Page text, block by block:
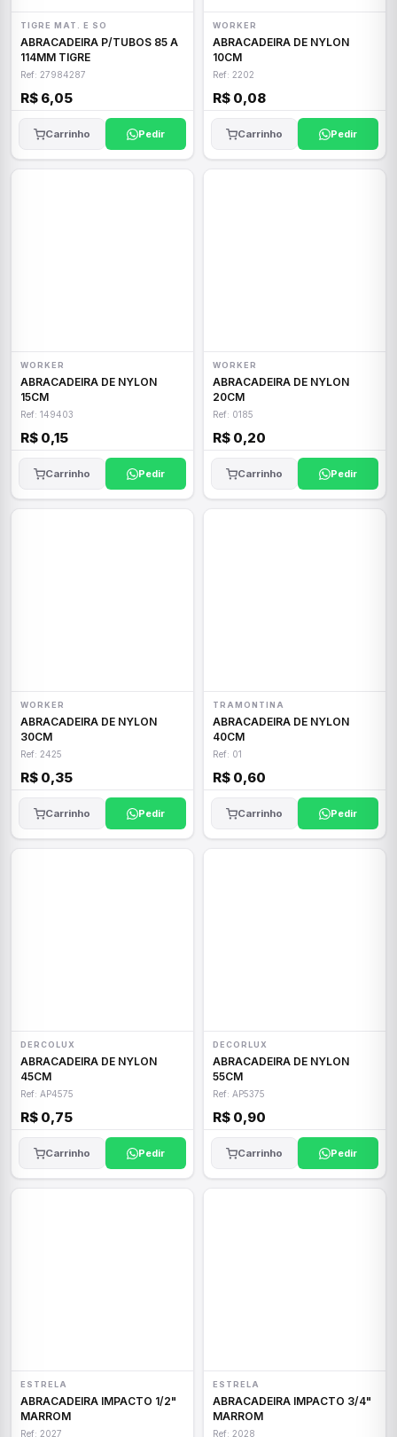
TIGRE MAT. E SO
ABRACADEIRA P/TUBOS 85 A
114MM TIGRE
Ref: 27984287
R$ 6,05
Carrinho Pedir
WORKER
ABRACADEIRA DE NYLON
10CM
Ref: 2202
R$ 0,08
Carrinho Pedir
WORKER
ABRACADEIRA DE NYLON
15CM
Ref: 149403
R$ 0,15
Carrinho Pedir
WORKER
ABRACADEIRA DE NYLON
20CM
Ref: 0185
R$ 0,20
Carrinho Pedir
WORKER
ABRACADEIRA DE NYLON
30CM
Ref: 2425
R$ 0,35
Carrinho Pedir
TRAMONTINA
ABRACADEIRA DE NYLON
40CM
Ref: 01
R$ 0,60
Carrinho Pedir
DERCOLUX
ABRACADEIRA DE NYLON
45CM
Ref: AP4575
R$ 0,75
Carrinho Pedir
DECORLUX
ABRACADEIRA DE NYLON
55CM
Ref: AP5375
R$ 0,90
Carrinho Pedir
ESTRELA
ABRACADEIRA IMPACTO 1/2"
MARROM
Ref: 2027
ESTRELA
ABRACADEIRA IMPACTO 3/4"
MARROM
Ref: 2028